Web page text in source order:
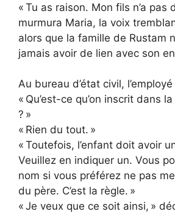
« Tu as raison. Mon fils n’a pas
murmura Maria, la voix
alors que la famille de Rustam
jamais avoir de lien avec son
Au bureau d’état civil,
« Qu’est-ce qu’on inscrit dans
? »
« Rien du tout. »
« Toutefois, l’enfant doit avoir
Veuillez en indiquer un. Vous
nom si vous préférez ne pas
du père. C’est la règle. »
« Je veux que ce soit ainsi, »